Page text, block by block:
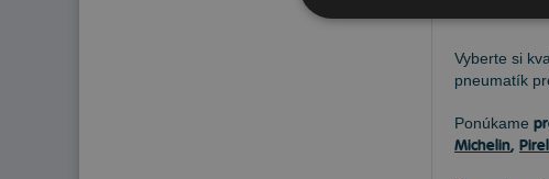
Vyberte si
pneumatík
Ponúkame
Michelin,